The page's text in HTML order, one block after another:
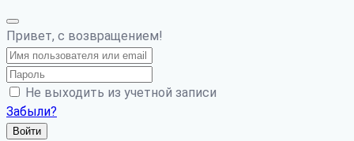
Привет, с возвращением!
Не выходить из учетной записи
Забыли?
Войти